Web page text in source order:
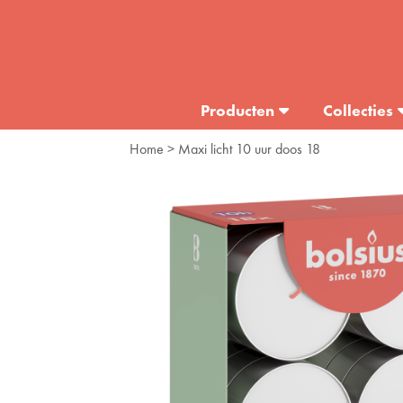
Producten Collecties
Home > Maxi licht 10 uur doos 18